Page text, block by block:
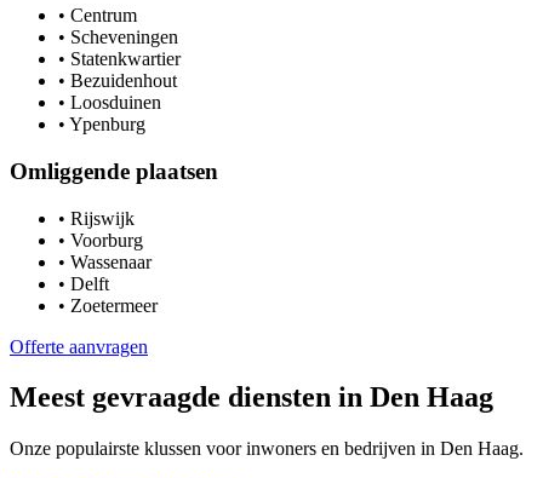
• Centrum
• Scheveningen
• Statenkwartier
• Bezuidenhout
• Loosduinen
• Ypenburg
Omliggende plaatsen
• Rijswijk
• Voorburg
• Wassenaar
• Delft
• Zoetermeer
Offerte aanvragen
Meest gevraagde diensten in Den Haag
Onze populairste klussen voor inwoners en bedrijven in Den Haag.